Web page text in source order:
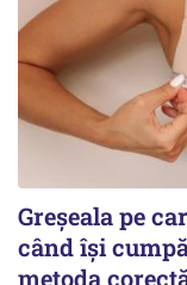
Greșeala pe
când își
metoda